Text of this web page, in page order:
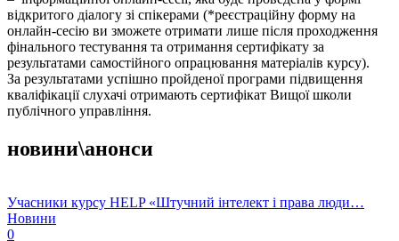
відкритого діалогу зі спікерами (*реєстраційну форму на
онлайн-сесію ви зможете отримати лише після проходження
фінального тестування та отримання сертифікату за
результатами самостійного опрацювання матеріалів курсу).
За результатами успішно пройденої програми підвищення
кваліфікації слухачі отримають сертифікат Вищої школи
публічного управління.
новини\анонси
Учасники курсу HELP «Штучний інтелект і права люди…
Новини
0